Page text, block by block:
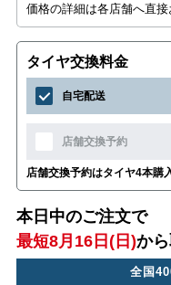
価格の詳細は各店舗へ直接
タイヤ交換料金
自宅配送
店舗交換予約
店舗交換予約はタイヤ4本購
本日中のご注文で
最短8月16日(日)か
全国